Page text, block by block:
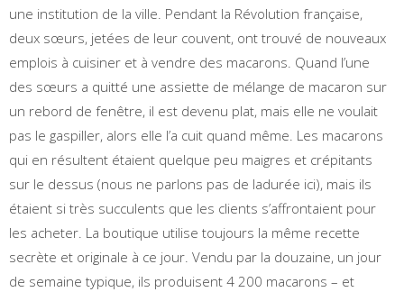
une institution de la ville. Pendant la Révolution française,
deux sœurs, jetées de leur couvent, ont trouvé de nouveaux
emplois à cuisiner et à vendre des macarons. Quand l’une
des sœurs a quitté une assiette de mélange de macaron sur
un rebord de fenêtre, il est devenu plat, mais elle ne voulait
pas le gaspiller, alors elle l’a cuit quand même. Les macarons
qui en résultent étaient quelque peu maigres et crépitants
sur le dessus (nous ne parlons pas de ladurée ici), mais ils
étaient si très succulents que les clients s’affrontaient pour
les acheter. La boutique utilise toujours la même recette
secrète et originale à ce jour. Vendu par la douzaine, un jour
de semaine typique, ils produisent 4 200 macarons – et